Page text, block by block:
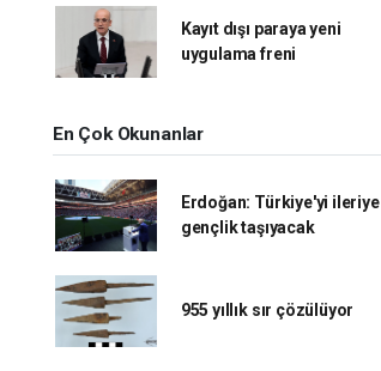
Kayıt dışı paraya yeni
uygulama freni
En Çok Okunanlar
Erdoğan: Türkiye'yi ileriye
gençlik taşıyacak
955 yıllık sır çözülüyor